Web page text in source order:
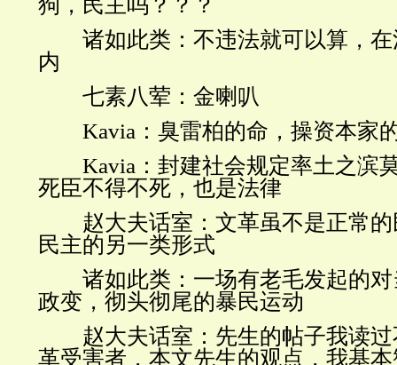
诸如此类：不违法就可以算，在
内
七素八荤：金喇叭
Kavia ：臭雷柏的命，操资本家
Kavia ：封建社会规定率土之滨
死臣不得不死，也是法律
赵大夫话室：文革虽不是正常的
民主的另一类形式
诸如此类：一场有老毛发起的对
政变，彻头彻尾的暴民运动
赵大夫话室：先生的帖子我读过
革受害者，本文先生的观点，我基